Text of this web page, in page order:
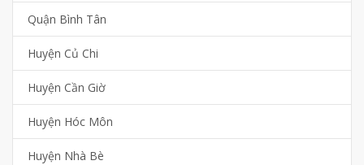
Quận Bình Tân
Huyện Củ Chi
Huyện Cần Giờ
Huyện Hóc Môn
Huyện Nhà Bè